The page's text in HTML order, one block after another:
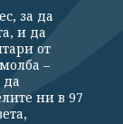
за да
и да
от
–
да
ни в 97